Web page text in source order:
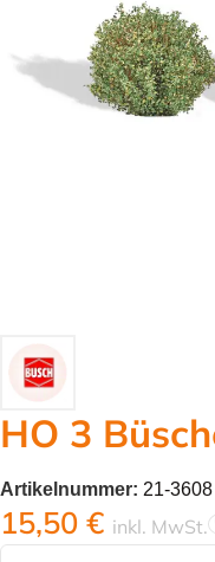
HO 3
Artikelnummer: 21-3608
15,50 € inkl. MwSt.